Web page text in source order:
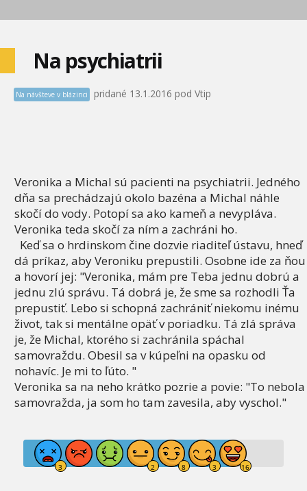
Na psychiatrii
Na návšteve v blázinci pridané 13.1.2016 pod Vtip
Veronika a Michal sú pacienti na psychiatrii. Jedného
dňa sa prechádzajú okolo bazéna a Michal náhle
skočído vody. Potopísa ako kameň a nevypláva.
Veronika teda skočí za ním a zachráni ho.
Keď sa o hrdinskom čine dozvie riaditeľ ústavu, hneď
dá príkaz, abyVeroniku prepustili. Osobne ide za ňou
a hovorí jej: "Veronika, mám pre Teba jednu dobrú a
jednu zlú správu. Tá dobrá je, že sme sa rozhodli Ťa
prepustiť. Lebo si schopná zachrániť niekomu inému
život, taksi mentálne opäťv poriadku. Tá zlá správa
je, že Michal, ktorého si zachránila spáchal
samovraždu. Obesil sa v kúpeľni na opasku od
nohavíc. Je mi to ľúto. "
Veronika sa na neho krátko pozrie a povie: "To nebola
samovražda, ja som ho tam zavesila, abyvyschol."